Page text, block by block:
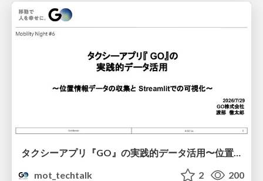
mot_techtalk
2 200